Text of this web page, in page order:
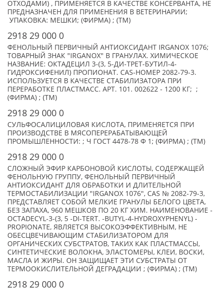
ОТХОДАМИ) , ПРИМЕНЯЕТСЯ В КАЧЕСТВЕ КОНСЕРВАНТА, НЕ
ПРЕДНАЗНАЧЕН ДЛЯ ПРИМЕНЕНИЯ В ВЕТЕРИНАРИИ;
УПАКОВКА: МЕШКИ; (ФИРМА) ; (TM)
2918 29 000 0
ФЕНОЛЬНЫЙ ПЕРВИЧНЫЙ АНТИОКСИДАНТ IRGANOX 1076;
ТОВАРНЫЙ ЗНАК "IRGANOX" В ГРАНУЛАХ. ХИМИЧЕСКОЕ
НАЗВАНИЕ: ОКТАДЕЦИЛ 3-(3, 5-ДИ-ТРЕТ-БУТИЛ-4-
ГИДРОКСИФЕНИЛ) ПРОПИОНАТ. CAS-НОМЕР 2082-79-3.
ИСПОЛЬЗУЕТСЯ В КАЧЕСТВЕ СТАБИЛИЗАТОРА ПРИ
ПЕРЕРАБОТКЕ ПЛАСТМАСС. АРТ. 101. 002622 - 1200 КГ; ;
(ФИРМА) ; (TM)
2918 29 000 0
СУЛЬФОСАЛИЦИЛОВАЯ КИСЛОТА, ПРИМЕНЯЕТСЯ ПРИ
ПРОИЗВОДСТВЕ В МЯСОПЕРЕРАБАТЫВАЮЩЕЙ
ПРОМЫШЛЕННОСТИ: ; Ч ГОСТ 4478-78 Ф 1; (ФИРМА) ; (TM)
2918 29 000 0
СЛОЖНЫЙ ЭФИР КАРБОНОВОЙ КИСЛОТЫ, СОДЕРЖАЩЕЙ
ФЕНОЛЬНУЮ ГРУППУ, ФЕНОЛЬНЫЙ ПЕРВИЧНЫЙ
АНТИОКСИДАНТ ДЛЯ ОБРАБОТКИ И ДЛИТЕЛЬНОЙ
ТЕРМОСТАБИЛИЗАЦИИ "IRGANOX 1076", CAS № 2082-79-3,
ПРЕДСТАВЛЯЕТ СОБОЙ МЕЛКИЕ ГРАНУЛЫ БЕЛОГО ЦВЕТА,
БЕЗ ЗАПАХА, 960 МЕШКОВ ПО 20 КГ ХИМ. НАИМЕНОВАНИЕ -
OCTADECYL-3-(3, 5 -DI-TERT. -BUTYL-4-HYDROXYPHENYL) -
PROPIONATE, ЯВЛЯЕТСЯ ВЫСОКОЭФФЕКТИВНЫМ, НЕ
ОБЕСЦВЕЧИВАЮЩИМ СТАБИЛИЗАТОРОМ ДЛЯ
ОРГАНИЧЕСКИХ СУБСТРАТОВ, ТАКИХ КАК ПЛАСТМАССЫ,
СИНТЕТИЧЕСКИЕ ВОЛОКНА, ЭЛАСТОМЕРЫ, КЛЕИ, ВОСКИ,
МАСЛА И ЖИРЫ. ОН ЗАЩИЩАЕТ ЭТИ СУБСТРАТЫ ОТ
ТЕРМООКИСЛИТЕЛЬНОЙ ДЕГРАДАЦИИ ; (ФИРМА) ; (TM)
2918 29 000 0